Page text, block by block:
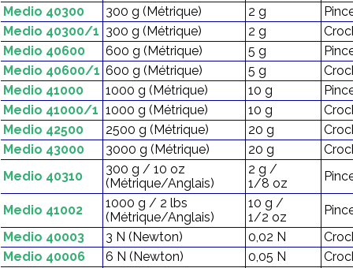
Medio 40300
300 g (Métrique) 2 g
Medio 40300/1 300 g (Métrique) 2 g
Medio 40600
600 g (Métrique) 5 g
Medio 40600/1 600 g (Métrique) 5 g
Medio 41000
1000 g (Métrique) 10 g
Medio 41000/1 1000 g (Métrique) 10 g
Medio 42500
2500 g (Métrique) 20 g
Medio 43000
3000 g (Métrique) 20 g
Medio 40310
300 g / 10 oz
(Métrique/Anglais)
2 g /
1/8 oz
Medio 41002
1000 g / 2 lbs
(Métrique/Anglais)
10 g /
1/2 oz
Medio 40003
3 N (Newton) 0,02 N
Medio 40006
6 N (Newton) 0,05 N